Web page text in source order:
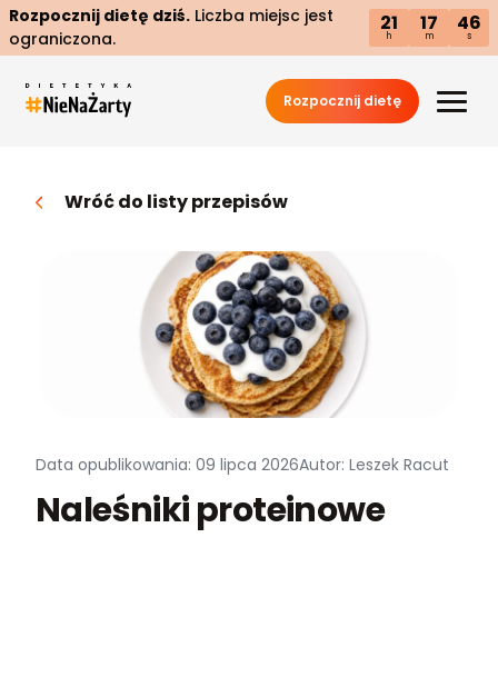
Rozpocznij dietę dziś. Liczba miejsc jest
ograniczona.
21
h
17
m
45
s
Rozpocznij dietę
Wróć do listy przepisów
Data opublikowania: 09 lipca 2026Autor: Leszek Racut
Naleśniki proteinowe